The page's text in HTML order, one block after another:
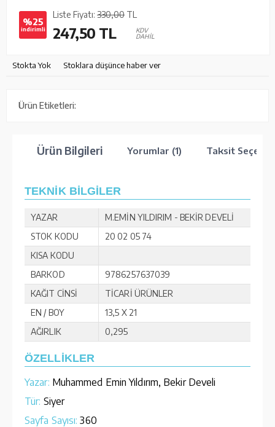
%25
indirimli
Liste Fiyatı: 330,00 TL
247,50 TL
KDV
DAHİL
Stokta Yok Stoklara düşünce haber ver
Ürün Etiketleri:
Ürün Bilgileri Yorumlar (1) Taksit
TEKNİK BİLGİLER
YAZAR
M.EMİN YILDIRIM - BEKİR DEVELİ
STOK KODU
20 02 05 74
KISA KODU
BARKOD
9786257637039
KAĞIT CİNSİ
TİCARİ ÜRÜNLER
EN / BOY
13,5 X 21
AĞIRLIK
0,295
ÖZELLİKLER
Yazar: Muhammed Emin Yıldırım, Bekir Develi
Tür: Siyer
Sayfa Sayısı: 360